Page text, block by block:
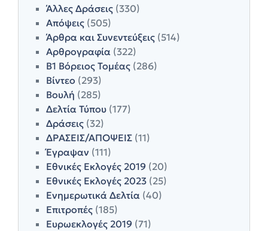
Άλλες Δράσεις (330)
Απόψεις (505)
Άρθρα και Συνεντεύξεις (514)
Αρθρογραφία (322)
Β1 Βόρειος Τομέας (286)
Βίντεο (293)
Βουλή (285)
Δελτία Τύπου (177)
Δράσεις (32)
ΔΡΑΣΕΙΣ/ΑΠΟΨΕΙΣ (11)
Έγραψαν (111)
Εθνικές Εκλογές 2019 (20)
Εθνικές Εκλογές 2023 (25)
Ενημερωτικά Δελτία (40)
Επιτροπές (185)
Ευρωεκλογές 2019 (71)